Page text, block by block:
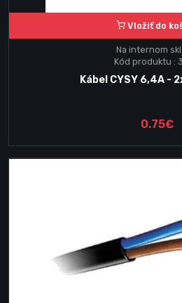
Vložiť do
Na internom
Kód produktu :
Kábel CYSY 6,4A -
0.75€